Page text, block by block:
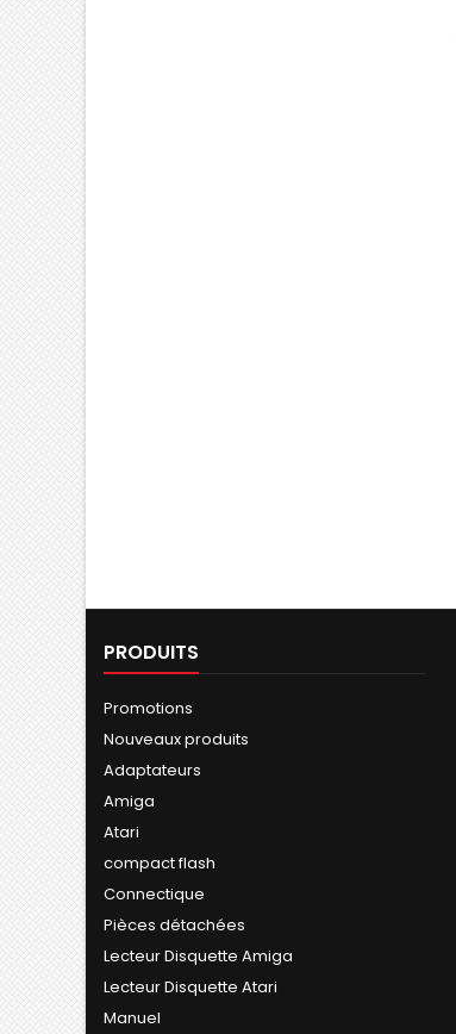
PRODUITS
Promotions
Nouveaux produits
Adaptateurs
Amiga
Atari
compact flash
Connectique
Pièces détachées
Lecteur Disquette Amiga
Lecteur Disquette Atari
Manuel